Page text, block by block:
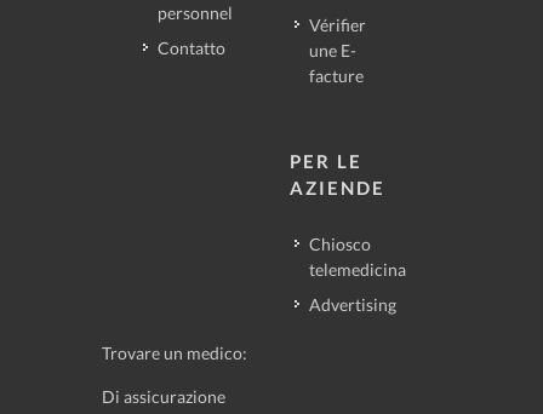
personnel
Contatto
Vérifier
une E-
facture
PER LE
AZIENDE
Chiosco
telemedicina
Advertising
Trovare un medico:
Di assicurazione